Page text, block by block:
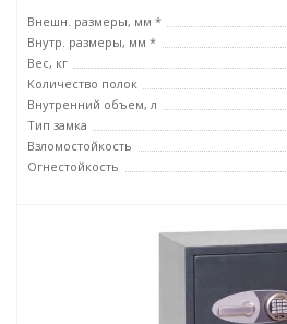
Внешн. размеры, мм *
Внутр. размеры, мм *
Вес, кг
Количество полок
Внутренний объем, л
Тип замка
Взломостойкость
Огнестойкость